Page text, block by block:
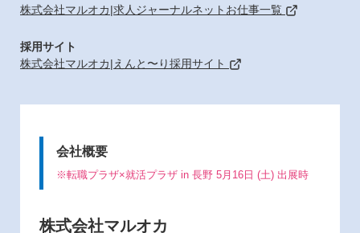
株式会社マルオカ|求人ジャーナルネットお仕事一覧
採用サイト
株式会社マルオカ|えんと〜り採用サイト
会社概要
※転職プラザ×就活プラザ in 長野 5月16日 (土) 出展時
株式会社マルオカ